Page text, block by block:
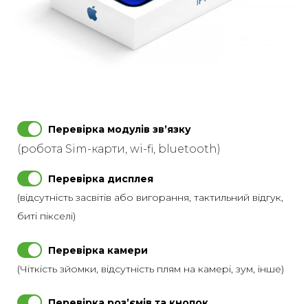
Перевірка модулів звʼязку
(робота Sim-карти, wi-fi, bluetooth)
Перевірка дисплея
(відсутність засвітів або вигорання, тактильний відгук,
биті пікселі)
Перевірка камери
(Чіткість зйомки, відсутність плям на камері, зум, інше)